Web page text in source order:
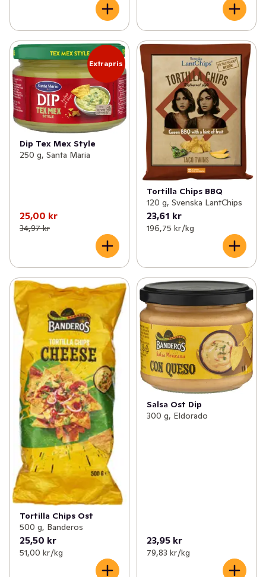
Extrapris
Dip Tex Mex Style
250 g, Santa Maria
25,00 kr
34,97 kr
Tortilla Chips BBQ
120 g, Svenska LantChips
23,61 kr
196,75 kr /kg
Tortilla Chips Ost
500 g, Banderos
25,50 kr
51,00 kr /kg
Salsa Ost Dip
300 g, Eldorado
23,95 kr
79,83 kr /kg